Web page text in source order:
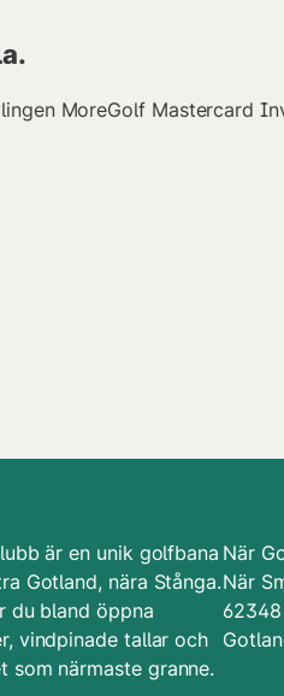
MoreGolf Mastercard
är en unik golfbana
Gotland, nära Stånga.
du bland öppna
vindpinade tallar och
som närmaste granne.
När
När